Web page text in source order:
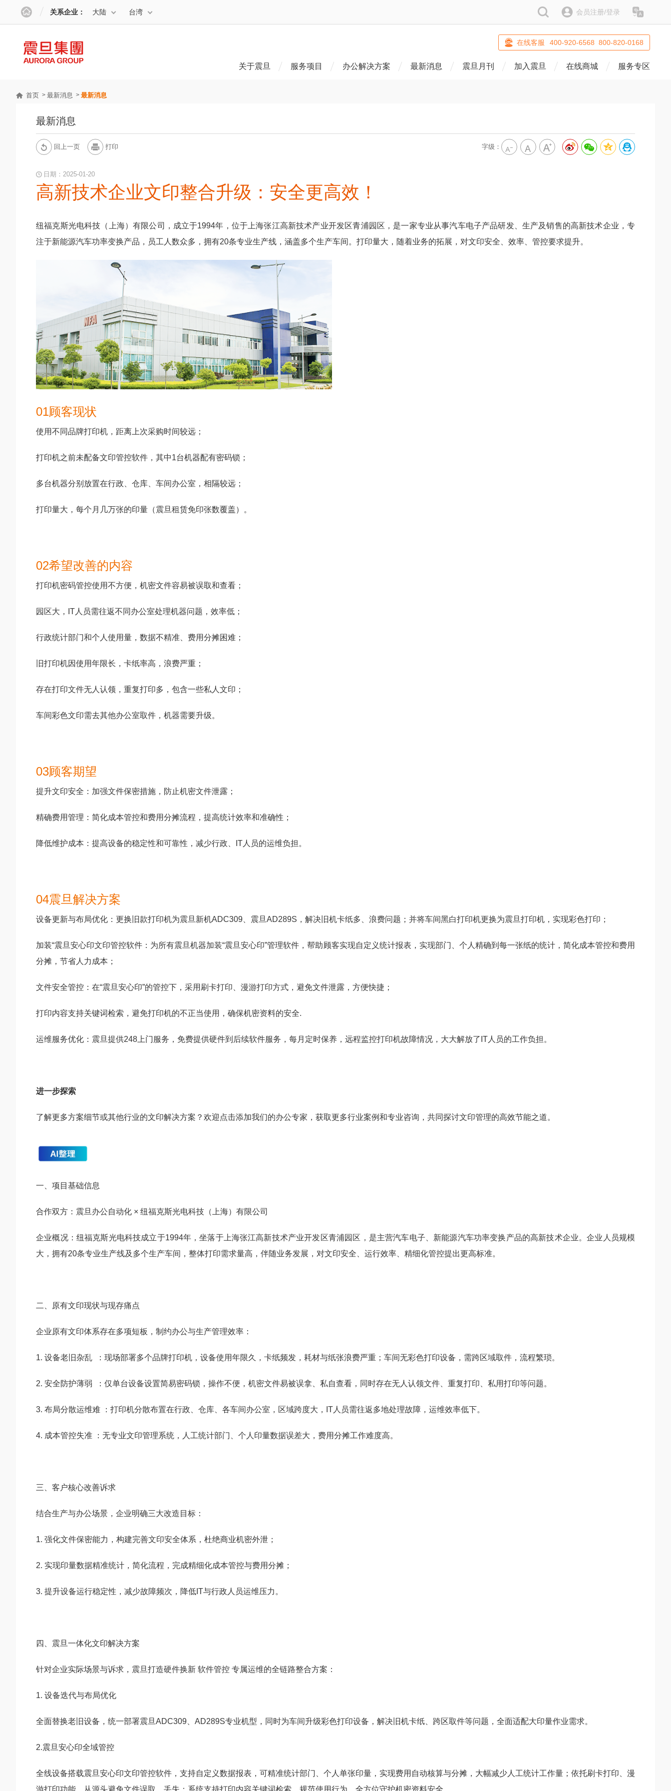
关系企业： 大陆 台湾 搜索 会员注册/登录
在线客服 400-920-6568 800-820-0168
关于震旦 服务项目 办公解决方案 最新消息 震旦月刊 加入震旦 在线商城 服务专区
首页 最新消息 最新消息
最新消息
回上一页 打印 字级：
日期：2025-01-20
高新技术企业文印整合升级：安全更高效！
纽福克斯光电科技（上海）有限公司，成立于1994年，位于上海张江高新技术产业开发区青浦园区，是一家专业从事汽车电子产品研发、生产及销售的高新技术企业，专
注于新能源汽车功率变换产品，员工人数众多，拥有20条专业生产线，涵盖多个生产车间。打印量大，随着业务的拓展，对文印安全、效率、管控要求提升。
01顾客现状
使用不同品牌打印机，距离上次采购时间较远；
打印机之前未配备文印管控软件，其中1台机器配有密码锁；
多台机器分别放置在行政、仓库、车间办公室，相隔较远；
打印量大，每个月几万张的印量（震旦租赁免印张数覆盖）。
02希望改善的内容
打印机密码管控使用不方便，机密文件容易被误取和查看；
园区大，IT人员需往返不同办公室处理机器问题，效率低；
行政统计部门和个人使用量，数据不精准、费用分摊困难；
旧打印机因使用年限长，卡纸率高，浪费严重；
存在打印文件无人认领，重复打印多，包含一些私人文印；
车间彩色文印需去其他办公室取件，机器需要升级。
03顾客期望
提升文印安全：加强文件保密措施，防止机密文件泄露；
精确费用管理：简化成本管控和费用分摊流程，提高统计效率和准确性；
降低维护成本：提高设备的稳定性和可靠性，减少行政、IT人员的运维负担。
04震旦解决方案
设备更新与布局优化：更换旧款打印机为震旦新机ADC309、震旦AD289S，解决旧机卡纸多、浪费问题；并将车间黑白打印机更换为震旦打印机，实现彩色打印；
加装“震旦安心印文印管控软件：为所有震旦机器加装“震旦安心印”管理软件，帮助顾客实现自定义统计报表，实现部门、个人精确到每一张纸的统计，简化成本管控和费用
分摊，节省人力成本；
文件安全管控：在“震旦安心印”的管控下，采用刷卡打印、漫游打印方式，避免文件泄露，方便快捷；
打印内容支持关键词检索，避免打印机的不正当使用，确保机密资料的安全.
运维服务优化：震旦提供248上门服务，免费提供硬件到后续软件服务，每月定时保养，远程监控打印机故障情况，大大解放了IT人员的工作负担。
进一步探索
了解更多方案细节或其他行业的文印解决方案？欢迎点击添加我们的办公专家，获取更多行业案例和专业咨询，共同探讨文印管理的高效节能之道。
一、项目基础信息
合作双方：震旦办公自动化 × 纽福克斯光电科技（上海）有限公司
企业概况：纽福克斯光电科技成立于1994年，坐落于上海张江高新技术产业开发区青浦园区，是主营汽车电子、新能源汽车功率变换产品的高新技术企业。企业人员规模
大，拥有20条专业生产线及多个生产车间，整体打印需求量高，伴随业务发展，对文印安全、运行效率、精细化管控提出更高标准。
二、原有文印现状与现存痛点
企业原有文印体系存在多项短板，制约办公与生产管理效率：
1. 设备老旧杂乱 ：现场部署多个品牌打印机，设备使用年限久，卡纸频发，耗材与纸张浪费严重；车间无彩色打印设备，需跨区域取件，流程繁琐。
2. 安全防护薄弱 ：仅单台设备设置简易密码锁，操作不便，机密文件易被误拿、私自查看，同时存在无人认领文件、重复打印、私用打印等问题。
3. 布局分散运维难 ：打印机分散布置在行政、仓库、各车间办公室，区域跨度大，IT人员需往返多地处理故障，运维效率低下。
4. 成本管控失准 ：无专业文印管理系统，人工统计部门、个人印量数据误差大，费用分摊工作难度高。
三、客户核心改善诉求
结合生产与办公场景，企业明确三大改造目标：
1. 强化文件保密能力，构建完善文印安全体系，杜绝商业机密外泄；
2. 实现印量数据精准统计，简化流程，完成精细化成本管控与费用分摊；
3. 提升设备运行稳定性，减少故障频次，降低IT与行政人员运维压力。
四、震旦一体化文印解决方案
针对企业实际场景与诉求，震旦打造硬件换新 软件管控 专属运维的全链路整合方案：
1. 设备迭代与布局优化
全面替换老旧设备，统一部署震旦ADC309、AD289S专业机型，同时为车间升级彩色打印设备，解决旧机卡纸、跨区取件等问题，全面适配大印量作业需求。
2.震旦安心印全域管控
全线设备搭载震旦安心印文印管控软件，支持自定义数据报表，可精准统计部门、个人单张印量，实现费用自动核算与分摊，大幅减少人工统计工作量；依托刷卡打印、漫